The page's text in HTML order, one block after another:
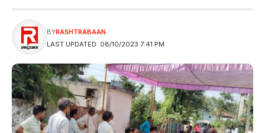
LAST UPDATED: 08/10/2023 7:41 PM
BYRASHTRABAAN